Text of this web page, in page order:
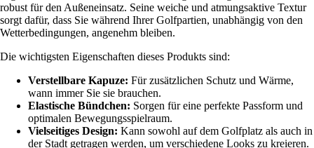
robust für den Außeneinsatz. Seine weiche und atmungsaktive Textur
sorgt dafür, dass Sie während Ihrer Golfpartien, unabhängig von den
Wetterbedingungen, angenehm bleiben.
Die wichtigsten Eigenschaften dieses Produkts sind:
Verstellbare Kapuze: Für zusätzlichen Schutz und Wärme,
wann immer Sie sie brauchen.
Elastische Bündchen: Sorgen für eine perfekte Passform und
optimalen Bewegungsspielraum.
Vielseitiges Design: Kann sowohl auf dem Golfplatz als auch in
der Stadt getragen werden, um verschiedene Looks zu kreieren.